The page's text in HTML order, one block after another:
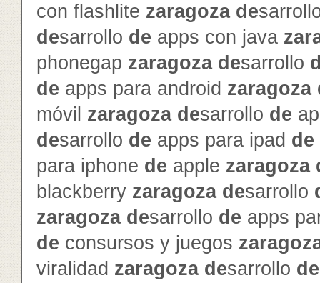
con flashlite zaragoza de
desarrollo de apps con java
phonegap zaragoza desarrollo
de apps para android zaragoza
móvil zaragoza desarrollo de
desarrollo de apps para ipad de
para iphone de apple zaragoza
blackberry zaragoza desarrollo
zaragoza desarrollo de apps
de consursos y juegos
viralidad zaragoza desarrollo de